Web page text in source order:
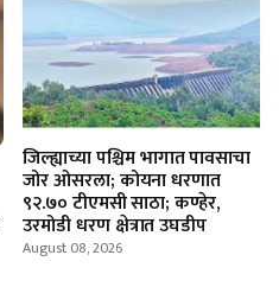
जिल्ह्याच्या पश्चिम भागात पावसाचा
जोर ओसरला; कोयना धरणात
९२.७० टीएमसी साठा; कण्हेर,
उरमोडी धरण क्षेत्रात उघडीप
August 08, 2026